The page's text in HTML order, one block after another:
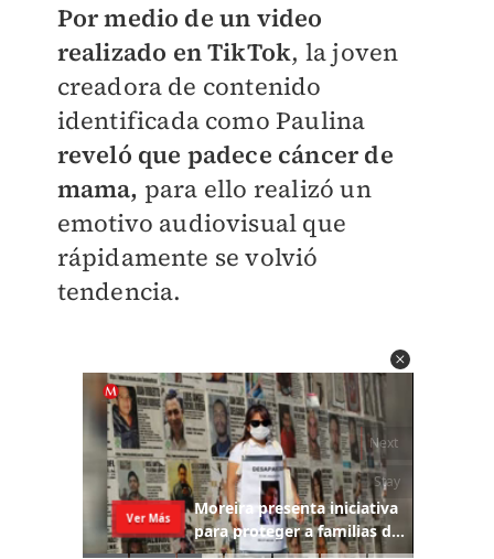
Por medio de un video
realizado en TikTok, la joven
creadora de contenido
identificada como Paulina
reveló que padece cáncer de
mama, para ello realizó un
emotivo audiovisual que
rápidamente se volvió
tendencia.